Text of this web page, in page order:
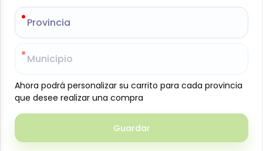
- +
Galletas dulces rellenas con crema sabor
centro cremoso. Ideales para meriendas, loncheras
o para disfrutar en cualquier momento del día.
Presentación de 408 g en 12 paquetes individuales de
34 g cada uno, prácticos para llevar y conservar su
frescura.
Provincia
Municipio
Ahora podrá personalizar su carrito para cada provincia
que desee realizar una compra
Guardar
Provincia
Municipio
Ahora podrá personalizar su carrito para cada provincia
que desee realizar una compra
Guardar